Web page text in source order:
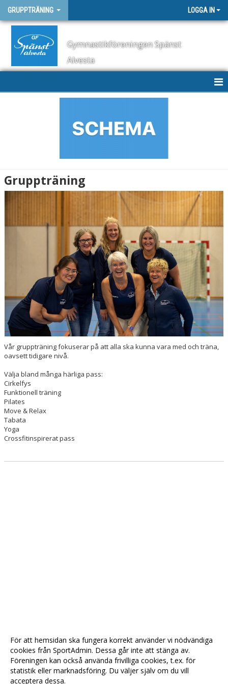
GRUPPTRÄNING LOGGA IN
Gymnastikföreningen Spänst
Alvesta
Gruppträning
Vår gruppträning fokuserar på att alla ska kunna vara med och träna,
oavsett tidigare nivå.
Välja bland många härliga pass:
Cirkelfys
Funktionell träning
Pilates
Move & Relax
Tabata
Yoga
Crossfitinspirerat pass
För att hemsidan ska fungera korrekt använder vi nödvändiga
cookies från SportAdmin. Dessa går inte att stänga av.
Föreningen kan också använda frivilliga cookies, t.ex. för
statistik eller marknadsföring. Du väljer själv om du vill
acceptera dessa.